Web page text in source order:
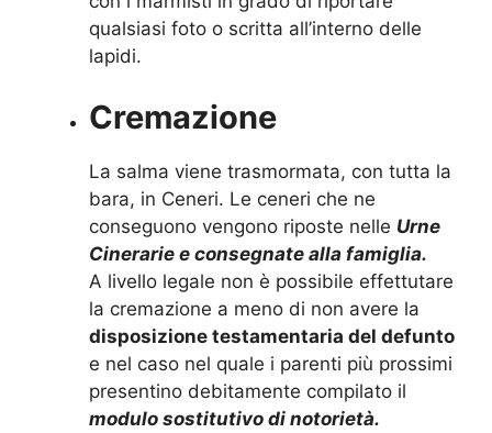
qualsiasi foto o scritta all’interno delle
lapidi.
Cremazione
La salma viene trasmormata, con tutta la
bara, in Ceneri. Le ceneri che ne
conseguono vengono riposte nelle Urne
Cinerarie e consegnate alla famiglia.
A livello legale non è possibile effettutare
la cremazione a meno di non avere la
disposizione testamentaria del defunto
e nel caso nel quale i parenti più prossimi
presentino debitamente compilato il
modulo sostitutivo di notorietà.